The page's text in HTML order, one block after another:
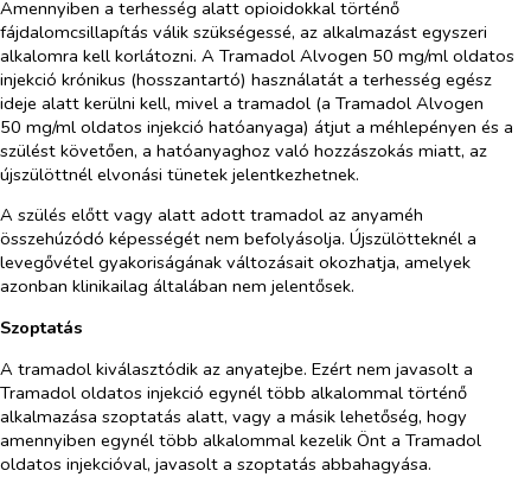
Amennyiben a terhesség alatt opioidokkal történő
fájdalomcsillapítás válik szükségessé, az alkalmazást egyszeri
alkalomra kell korlátozni. A Tramadol Alvogen 50 mg/ml oldatos
injekció krónikus (hosszantartó) használatát a terhesség egész
ideje alatt kerülni kell, mivel a tramadol (a Tramadol Alvogen
50 mg/ml oldatos injekció hatóanyaga) átjut a méhlepényen és a
szülést követően, a hatóanyaghoz való hozzászokás miatt, az
újszülöttnél elvonási tünetek jelentkezhetnek.
A szülés előtt vagy alatt adott tramadol az anyaméh
összehúzódó képességét nem befolyásolja. Újszülötteknél a
levegővétel gyakoriságának változásait okozhatja, amelyek
azonban klinikailag általában nem jelentősek.
Szoptatás
A tramadol kiválasztódik az anyatejbe. Ezért nem javasolt a
Tramadol oldatos injekció egynél több alkalommal történő
alkalmazása szoptatás alatt, vagy a másik lehetőség, hogy
amennyiben egynél több alkalommal kezelik Önt a Tramadol
oldatos injekcióval, javasolt a szoptatás abbahagyása.